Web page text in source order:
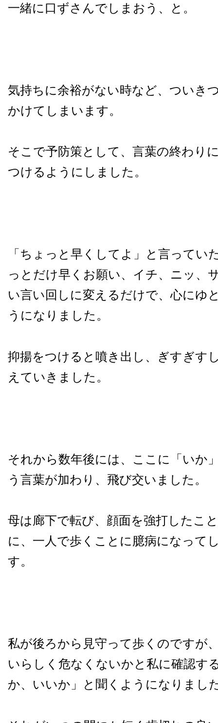
一緒に口ずさんでしまおう、と。
気持ちに余裕がない時など、ついき
かけてしまいます。
そこで予防策として、言葉の終わり
つけるようにしました。
「ちょっと早くしてよ」と言ってい
っとだけ早くお願い、イチ、ニッ、
い言い回しに変えるだけで、心にゆ
うになりました。
抑揚をつけると噴き出し、ぎすぎす
えていきました。
それから数年後には、ここに「いか
う言葉が加わり、飛び交いました。
母は廊下で転び、顔面を強打したこ
に、一人で歩くことに臆病になって
す。
私が後ろから見守って歩くのですが
いらしく危なくないかと私に確認す
か、いいか」と聞くようになりまし